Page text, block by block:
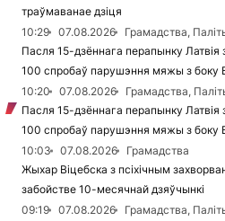
траўмаванае дзіця
10:29
07.08.2026
Грамадства,
Пасля 15-дзённага перапынку Латвія
100 спробаў парушэння мяжы з боку
10:20
07.08.2026
Грамадства,
Пасля 15-дзённага перапынку Латвія
100 спробаў парушэння мяжы з боку
10:03
07.08.2026
Грамадства
Жыхар Віцебска з псіхічным
забойстве 10-месячнай дзяўчынкі
09:19
07.08.2026
Грамадства,